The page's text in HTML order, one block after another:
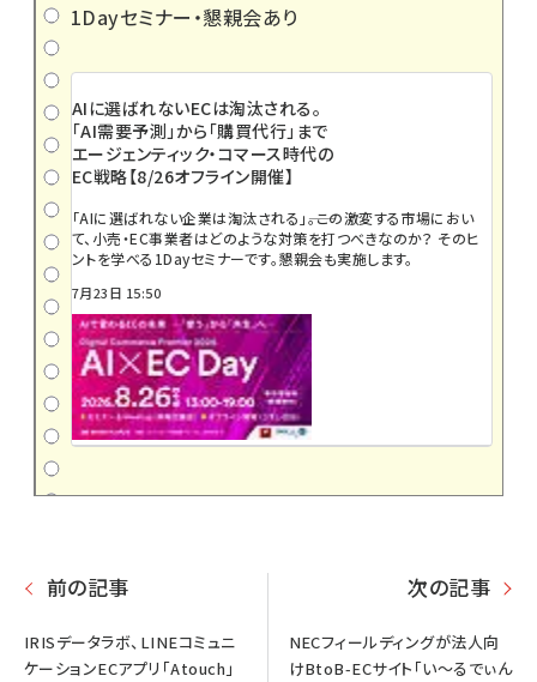
1Dayセミナー・懇親会あり
AIに選ばれないECは淘汰される。
「AI需要予測」から「購買代行」まで
エージェンティック・コマース時代の
EC戦略【8/26オフライン開催】
「AIに選ばれない企業は淘汰される」――。この激変する市場におい
て、小売・EC事業者はどのような対策を打つべきなのか？ そのヒ
ントを学べる1Dayセミナーです。懇親会も実施します。
7月23日 15:50
前の記事
IRISデータラボ、LINEコミュニ
ケーションECアプリ「Atouch」
次の記事
NECフィールディングが法人向
けBtoB-ECサイト「い～るでぃん